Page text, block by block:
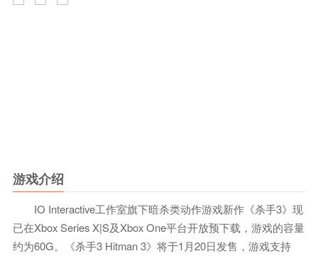
游戏介绍
IO Interactive工作室旗下暗杀类动作游戏新作《杀手3》现
已在Xbox Series X|S及Xbox One平台开放预下载，游戏的容量
约为60G。《杀手3 Hitman 3》将于1月20日发售，游戏支持